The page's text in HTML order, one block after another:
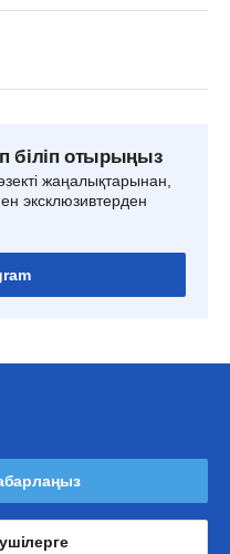
біліп отырыңыз
жаңалықтарынан,
эксклюзивтерден